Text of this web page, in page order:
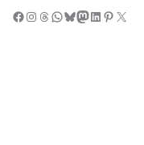
Facebook
Instagram
Threads
WhatsApp
Bluesky
Mastodon
LinkedIn
X